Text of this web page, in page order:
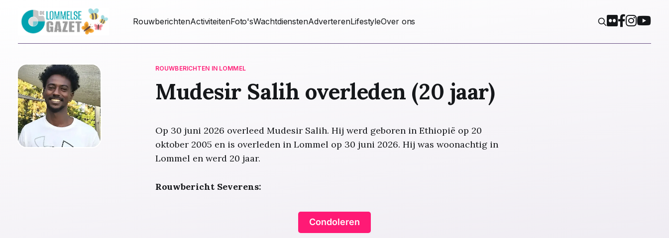
RouwberichtenActiviteitenFoto'sWachtdienstenAdverterenLifestyleOver ons
ROUWBERICHTEN IN LOMMEL
Mudesir Salih overleden (20 jaar)
Op 30 juni 2026 overleed Mudesir Salih. Hij werd geboren in Ethiopië op 20
oktober 2005 en is overleden in Lommel op 30 juni 2026. Hij was woonachtig in
Lommel en werd 20 jaar.
Rouwbericht Severens:
Condoleren